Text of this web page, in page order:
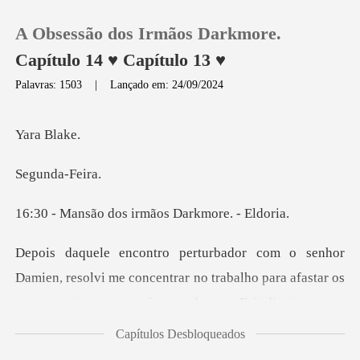
Histórico
Sair
A Obsessão dos Irmãos Darkmore.
Capítulo 14 ♥ Capítulo 13 ♥
Palavras: 1503 |Lançado em: 24/09/2024
Bla
nda-
dos irmãos Dark
para afastar os
biblioteca, onde passeiCapítulos Desbloqueados